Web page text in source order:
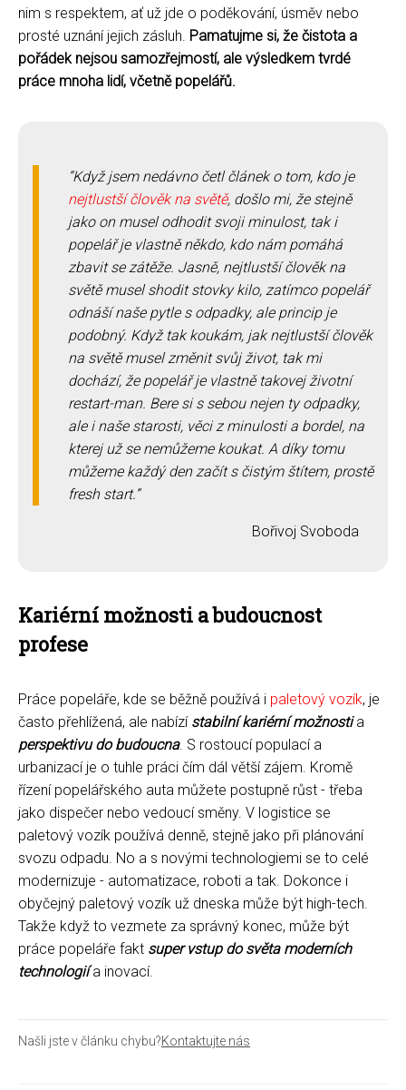
nim s respektem, ať už jde o poděkování, úsměv nebo
prosté uznání jejich zásluh. Pamatujme si, že čistota a
pořádek nejsou samozřejmostí, ale výsledkem tvrdé
práce mnoha lidí, včetně popelářů.
Když jsem nedávno četl článek o tom, kdo je
nejtlustší člověk na světě, došlo mi, že stejně
jako on musel odhodit svoji minulost, tak i
popelář je vlastně někdo, kdo nám pomáhá
zbavit se zátěže. Jasně, nejtlustší člověk na
světě musel shodit stovky kilo, zatímco popelář
odnáší naše pytle s odpadky, ale princip je
podobný. Když tak koukám, jak nejtlustší člověk
na světě musel změnit svůj život, tak mi
dochází, že popelář je vlastně takovej životní
restart-man. Bere si s sebou nejen ty odpadky,
ale i naše starosti, věci z minulosti a bordel, na
kterej už se nemůžeme koukat. A díky tomu
můžeme každý den začít s čistým štítem, prostě
fresh start.
Bořivoj Svoboda
Kariérní možnosti a budoucnost
profese
Práce popeláře, kde se běžně používá i paletový vozík, je
často přehlížená, ale nabízí stabilní kariérní možnostia
perspektivu do budoucna. S rostoucí populací a
urbanizací je o tuhle práci čím dál větší zájem. Kromě
řízení popelářského auta můžete postupně růst - třeba
jako dispečer nebo vedoucí směny. V logistice se
paletový vozík používá denně, stejně jako při plánování
svozu odpadu. No a s novými technologiemi se to celé
modernizuje - automatizace, roboti a tak. Dokonce i
obyčejný paletový vozík už dneska může být high-tech.
Takže když to vezmete za správný konec, může být
práce popeláře fakt super vstup do světa moderních
technologiía inovací.
Našli jste v článku chybu?Kontaktujte nás